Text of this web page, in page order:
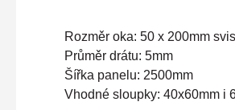
Rozměr oka: 50 x 200mm
Průměr drátu: 5mm
Šířka panelu: 2500mm
Vhodné sloupky: 40x60mm i